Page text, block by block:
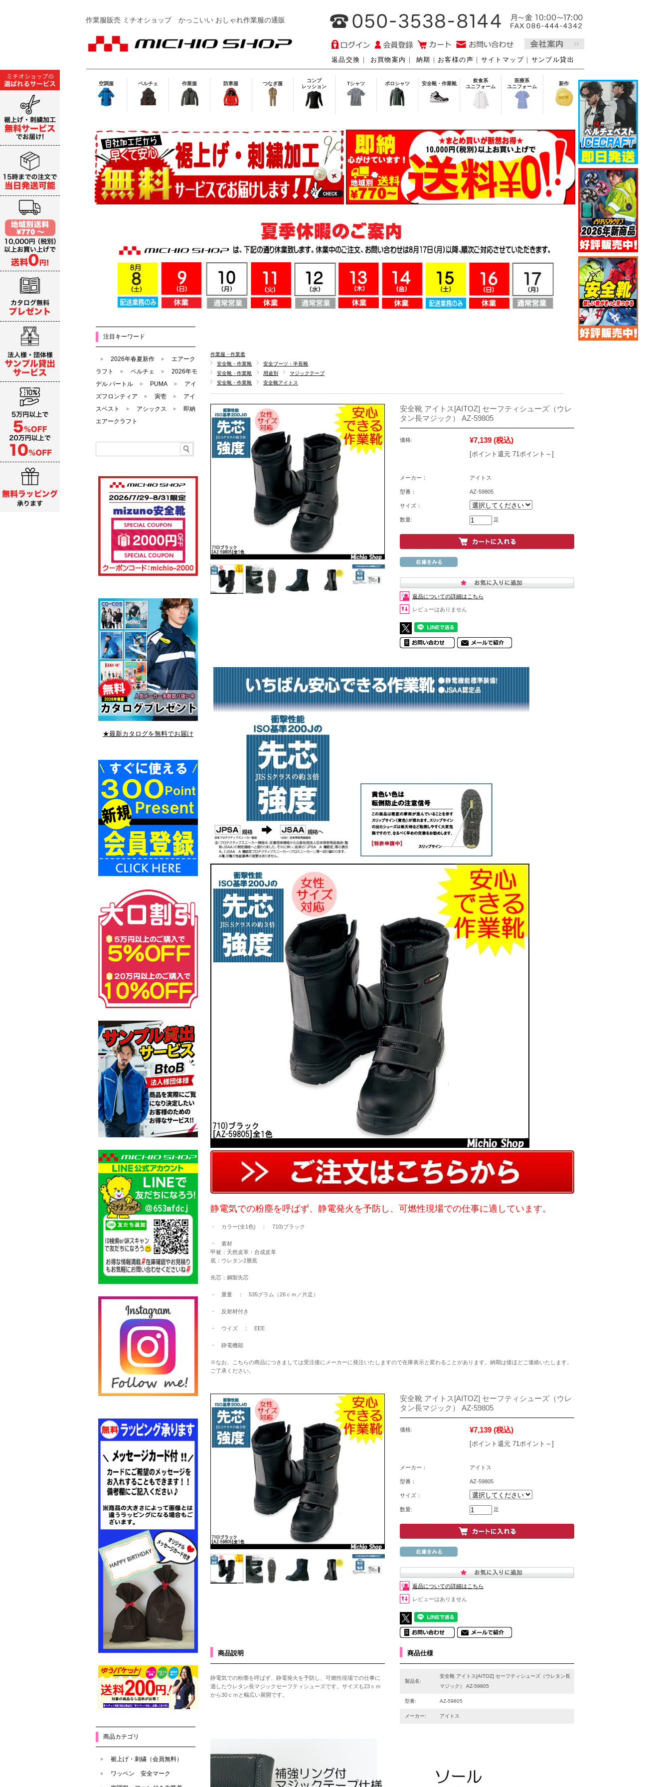
作業服販売 ミチオショップかっこいい おしゃれ作業服の通販
返品交換 ｜ お買物案内 ｜ 納期 ｜ お客様の声 ｜ サイトマップ ｜ サンプル貸出
空調服 ペルチェ 作業服 防寒服 つなぎ服
コンプ
レッション
Tシャツ ポロシャツ 安全靴・作業靴
飲食系
ユニフォーム
医療系
ユニフォーム
新作
作業服・作業着
安全靴・作業靴
安全ブーツ・半長靴
安全靴・作業靴
用途別
マジックテープ
安全靴・作業靴
安全靴アイトス
安全靴 アイトス[AITOZ] セーフティシューズ（ウレ
タン長マジック） AZ-59805
価格: ¥7,139 (税込)
[ポイント還元 71ポイント～]
メーカー： アイトス
型番： AZ-59805
サイズ：
数量: 足
返品についての詳細はこちら
レビューはありません
静電気での粉塵を呼ばず、静電発火を予防し、可燃性現場での仕事に適しています。
・ カラー(全1色) ： 710)ブラック
・ 素材
甲被：天然皮革・合成皮革
底：ウレタン2層底
先芯：鋼製先芯
・ 重量 ： 535グラム（26ｃｍ／片足）
・ 反射材付き
・ ウイズ ： EEE
・ 静電機能
※なお、こちらの商品につきましては受注後にメーカーに発注いたしますので在庫表示と変わることがあります。納期は後ほどご連絡いたします。
ご了承ください。
安全靴 アイトス[AITOZ] セーフティシューズ（ウレ
タン長マジック） AZ-59805
価格: ¥7,139 (税込)
[ポイント還元 71ポイント～]
メーカー： アイトス
型番： AZ-59805
サイズ：
数量: 足
返品についての詳細はこちら
レビューはありません
商品説明
静電気での粉塵を呼ばず、静電発火を予防し、可燃性現場での仕事に
適したウレタン長マジックセーフティシューズです。サイズも23ｃｍ
から30ｃｍと幅広い展開です。
商品仕様
製品名:
安全靴 アイトス[AITOZ] セーフティシューズ（ウレタン長
マジック） AZ-59805
型番: AZ-59805
メーカー: アイトス
注目キーワード
2026年春夏新作
エアーク
ラフト
ペルチェ
2026年モ
デル バートル
PUMA
アイ
ズフロンティア
寅壱
アイ
スベスト
アシックス
即納
エアークラフト
★最新カタログを無料でお届け
商品カテゴリ
裾上げ・刺繍（会員無料）
ワッペン 安全マーク